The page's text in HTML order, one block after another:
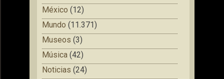
México (12)
Mundo (11.371)
Museos (3)
Música (42)
Noticias (24)